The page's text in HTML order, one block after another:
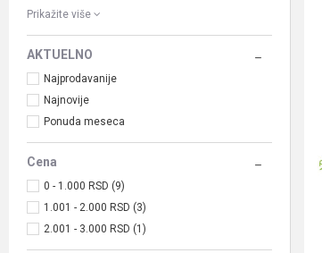
Prikažite više
AKTUELNO
Najprodavanije
Najnovije
Ponuda meseca
Cena
0 - 1.000 RSD (9)
1.001 - 2.000 RSD (3)
2.001 - 3.000 RSD (1)